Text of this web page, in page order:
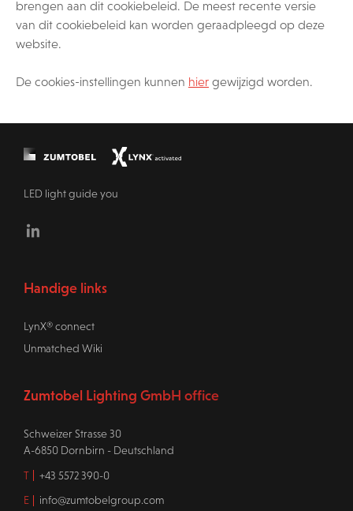
brengen aan dit cookiebeleid. De meest recente versie
van dit cookiebeleid kan worden geraadpleegd op deze
website.
De cookies-instellingen kunnen hier gewijzigd worden.
LED light guide you
Handige links
LynX® connect
Unmatched Wiki
Zumtobel Lighting GmbH office
Schweizer Strasse 30
A-6850 Dornbirn - Deutschland
T
+43 5572 390-0
E
info@zumtobelgroup.com